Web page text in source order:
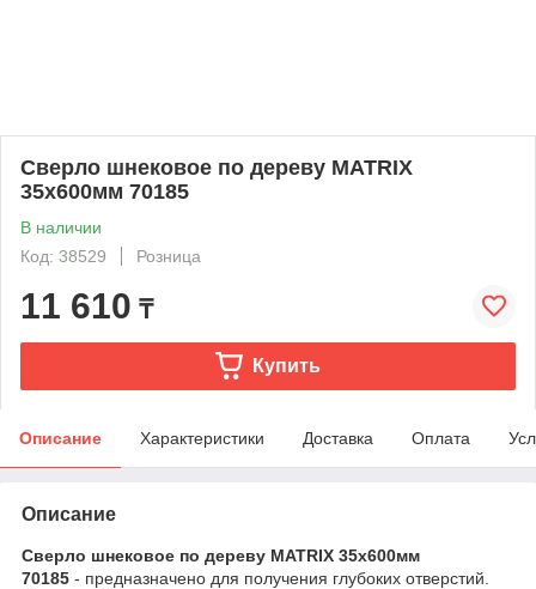
Сверло шнековое по дереву MATRIX
35х600мм 70185
В наличии
Код: 38529
Розница
11 610 ₸
Купить
Описание Характеристики Доставка Оплата
Описание
Сверло шнековое по дереву MATRIX 35х600мм
70185 - предназначено для получения глубоких отверстий.